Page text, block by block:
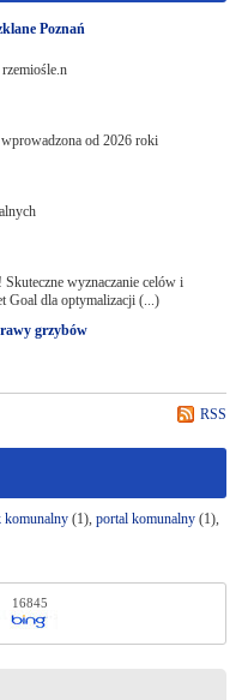
Poznań
od 2026 roki
wyznaczanie celów i
Goal dla optymalizacji (...)
grzybów
RSS
komunalny(1), portal komunalny(1),
16845